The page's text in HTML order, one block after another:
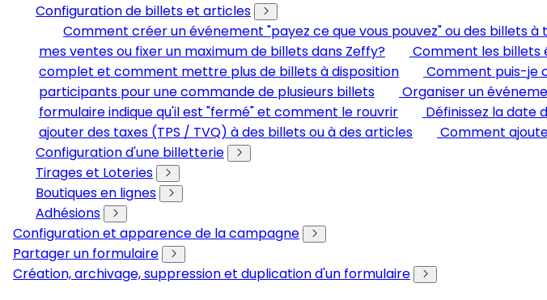
Configuration de billets et articles
Comment créer un événement "payez ce que vous pouvez" ou des billets à
mes ventes ou fixer un maximum de billets dans Zeffy?
Comment les billets
complet et comment mettre plus de billets à disposition
Comment puis-je
participants pour une commande de plusieurs billets
Organiser un
formulaire indique qu'il est "fermé" et comment le rouvrir
Définissez la date
ajouter des taxes (TPS / TVQ) à des billets ou à des articles
Comment
Configuration d'une billetterie
Tirages et Loteries
Boutiques en lignes
Adhésions
Configuration et apparence de la campagne
Partager un formulaire
Création, archivage, suppression et duplication d'un formulaire